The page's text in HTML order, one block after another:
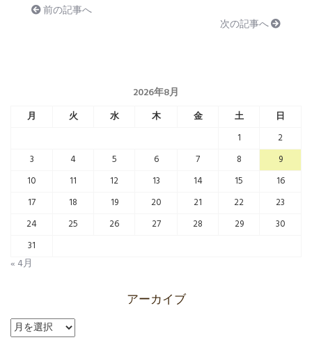
前の記事へ
次の記事へ
2026年8月
月 火 水 木 金 土
日
1
2
3
4 5 6 7 8
9
10
11 12 13 14 15
16
17
18 19 20 21 22
23
24
25 26 27 28 29
30
31
« 4月
アーカイブ
ア
ー